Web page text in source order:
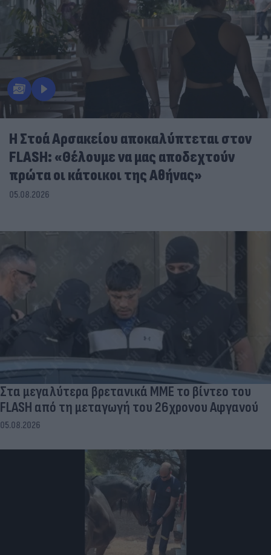
Η Στοά Αρσακείου αποκαλύπτεται στον
FLASH: «Θέλουμε να μας αποδεχτούν
πρώτα οι κάτοικοι της Αθήνας»
05.08.2026
Στα μεγαλύτερα βρετανικά ΜΜΕ το βίντεο του
FLASH από τη μεταγωγή του 26χρονου Αφγανού
05.08.2026